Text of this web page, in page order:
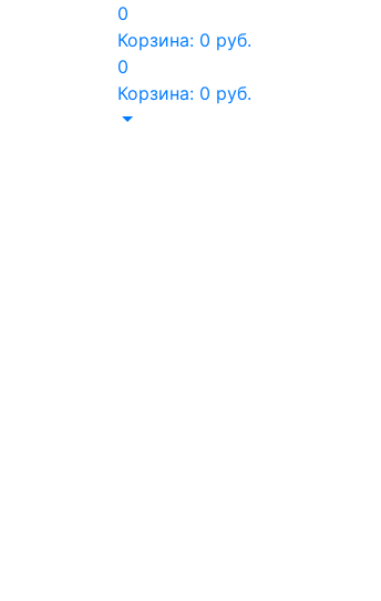
0
Корзина: 0 руб.
0
Корзина: 0 руб.